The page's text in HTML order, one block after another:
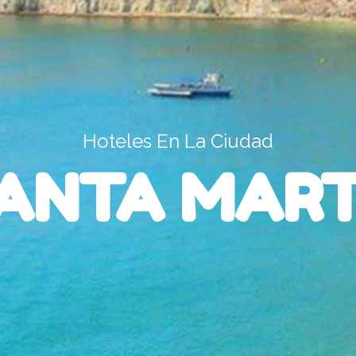
Hoteles En La Ciudad